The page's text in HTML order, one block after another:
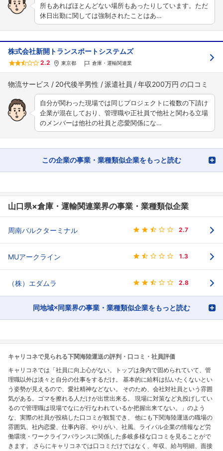
所もあればほとんどない場所もあったりしています。ただ
休日出勤に関しては強制されたことはあ…
株式会社新開トランスポートシステムズ
2.2 東京都 倉庫・運輸関連業
物流サービス 20代後半男性 派遣社員 年収200万円
自分が関わった現場では同じプロジェクトに複数の下請け
企業が混在しており、管理職や正社員で他社と関わる立場
のメンバーは他社の社員と恋愛関係にな…
この企業の事業・業種類似企業をもっと読む
山口県×倉庫・運輸関連業界の事業・業種類似企業
周南バルクターミナル 2.7
MUアークライン 1.3
（株）エダムラ 2.8
同地域×同業界の事業・業種類似企業をもっと読む
キャリコネで見られる下関海陸運送の評判・口コミ・社員評価
キャリコネでは「社員に向上心がない。トップは身内で固められていて、管
理職以外は淡々と自分の仕事をするだけ。 基本的に給料は払いたくないとい
う姿勢が見えるので、愛社精神などない。 そのため、会社対社員という雰囲
気がある。ゴマを擦れる人だけが出世出来る。 現場に対策など丸投げしてい
るので管理職は現場でなにが行なわれているか把握出来てない。」のよう
な、実際の社員が投稿した口コミが観覧でき、 他にも下関海陸運送の職場の
雰囲気、社内恋愛、仕事内容、やりがい、社風、ライバル企業の情報など労
働環境・ワークライフバランスに関係した多岐多様な口コミを見ることがで
きます。 さらにキャリコネでは口コミだけではなく、年収、給与明細、面接